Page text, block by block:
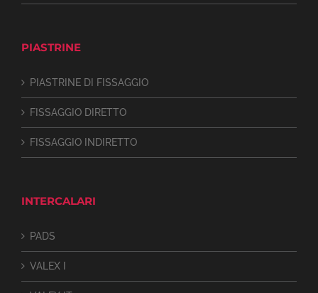
PIASTRINE
PIASTRINE DI FISSAGGIO
FISSAGGIO DIRETTO
FISSAGGIO INDIRETTO
INTERCALARI
PADS
VALEX I